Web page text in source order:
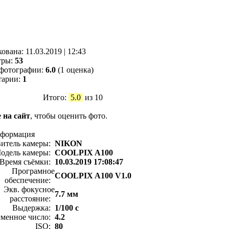
11.03.2019 | 12:43
53
6.0 (1 оценка)
1
Итого: 5.0 из 10
на сайт, чтобы оценить фото.
камеры: NIKON
камеры: COOLPIX A100
Время съёмки: 10.03.2019 17:08:47
Програмное
обеспечение:
COOLPIX A100 V1.0
Экв. фокусное
расстояние:
7.7 мм
Выдержка: 1/100 с
число: 4.2
ISO: 80